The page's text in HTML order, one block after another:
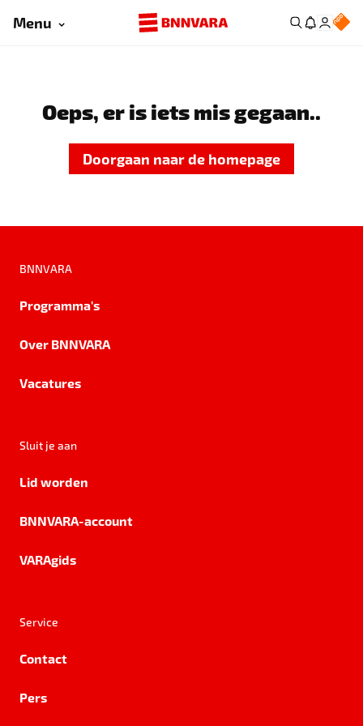
Menu
Oeps, er is iets mis gegaan..
Doorgaan naar de homepage
BNNVARA
Programma's
Over BNNVARA
Vacatures
Sluit je aan
Lid worden
BNNVARA-account
VARAgids
Service
Contact
Pers